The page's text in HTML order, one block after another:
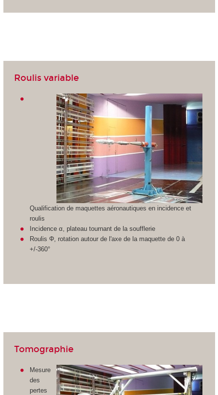
Roulis variable
Qualification de maquettes aéronautiques en incidence et
roulis
Incidence α, plateau tournant de la soufflerie
Roulis Φ, rotation autour de l'axe de la maquette de 0 à
+/-360°
Tomographie
Mesure
des
pertes